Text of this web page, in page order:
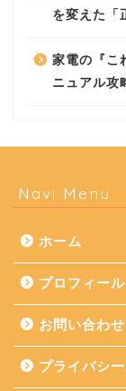
を変えた「
家電の『こ
ニュアル攻
Navi Menu
ホーム
プロフィール
お問い合わせ
プライバシ